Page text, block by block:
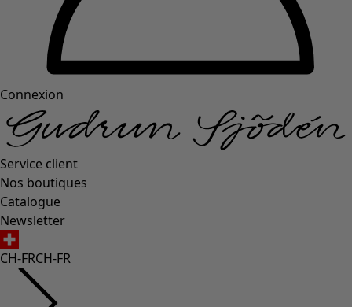
Connexion
Service client
Nos boutiques
Catalogue
Newsletter
CH-FRCH-FR